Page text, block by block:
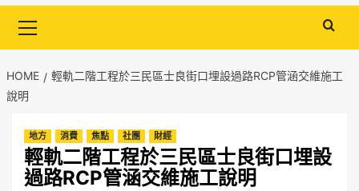
Menu
HOME
輕軌二階工程於三民區士良街口埋設過路RCP管涵交維施工
說明
地方 消費 焦點 社團 財經
輕軌二階工程於三民區士良街口埋設
過路RCP管涵交維施工說明